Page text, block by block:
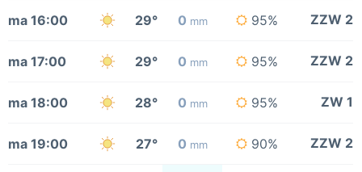
ma 16:00 29° 0 mm 95% ZZW 2
ma 17:00 29° 0 mm 95% ZZW 2
ma 18:00 28° 0 mm 95% ZW 1
ma 19:00 27° 0 mm 90% ZZW 2